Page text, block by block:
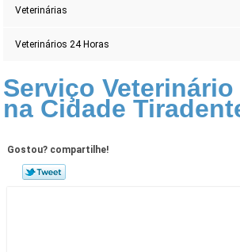
Veterinárias
Veterinários 24 Horas
Serviço Veterinário
na Cidade
Gostou? compartilhe!